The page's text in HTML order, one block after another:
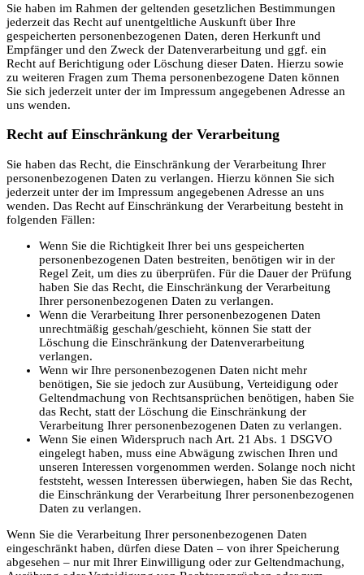
Sie haben im Rahmen der geltenden gesetzlichen Bestimmungen
jederzeit das Recht auf unentgeltliche Auskunft über Ihre
gespeicherten personenbezogenen Daten, deren Herkunft und
Empfänger und den Zweck der Datenverarbeitung und ggf. ein
Recht auf Berichtigung oder Löschung dieser Daten. Hierzu sowie
zu weiteren Fragen zum Thema personenbezogene Daten können
Sie sich jederzeit unter der im Impressum angegebenen Adresse an
uns wenden.
Recht auf Einschränkung der Verarbeitung
Sie haben das Recht, die Einschränkung der Verarbeitung Ihrer
personenbezogenen Daten zu verlangen. Hierzu können Sie sich
jederzeit unter der im Impressum angegebenen Adresse an uns
wenden. Das Recht auf Einschränkung der Verarbeitung besteht in
folgenden Fällen:
Wenn Sie die Richtigkeit Ihrer bei uns gespeicherten
personenbezogenen Daten bestreiten, benötigen wir in der
Regel Zeit, um dies zu überprüfen. Für die Dauer der Prüfung
haben Sie das Recht, die Einschränkung der Verarbeitung
Ihrer personenbezogenen Daten zu verlangen.
Wenn die Verarbeitung Ihrer personenbezogenen Daten
unrechtmäßig geschah/geschieht, können Sie statt der
Löschung die Einschränkung der Datenverarbeitung
verlangen.
Wenn wir Ihre personenbezogenen Daten nicht mehr
benötigen, Sie sie jedoch zur Ausübung, Verteidigung oder
Geltendmachung von Rechtsansprüchen benötigen, haben Sie
das Recht, statt der Löschung die Einschränkung der
Verarbeitung Ihrer personenbezogenen Daten zu verlangen.
Wenn Sie einen Widerspruch nach Art. 21 Abs. 1 DSGVO
eingelegt haben, muss eine Abwägung zwischen Ihren und
unseren Interessen vorgenommen werden. Solange noch nicht
feststeht, wessen Interessen überwiegen, haben Sie das Recht,
die Einschränkung der Verarbeitung Ihrer personenbezogenen
Daten zu verlangen.
Wenn Sie die Verarbeitung Ihrer personenbezogenen Daten
eingeschränkt haben, dürfen diese Daten – von ihrer Speicherung
abgesehen – nur mit Ihrer Einwilligung oder zur Geltendmachung,